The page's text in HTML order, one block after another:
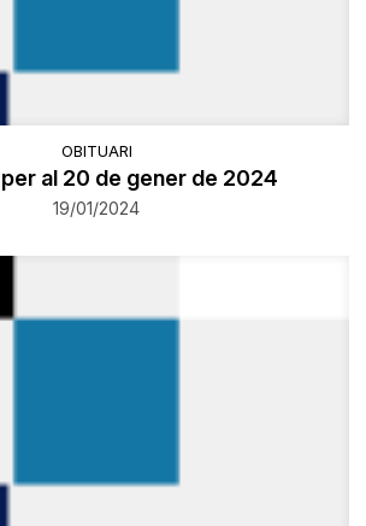
OBITUARI
al 20 de gener de 2024
19/01/2024